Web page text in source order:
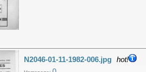
N2046-01-11-1982-006.jpg hot!